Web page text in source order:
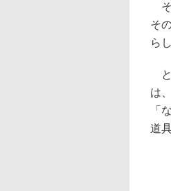
そ
そ
ら
と
は
「
道